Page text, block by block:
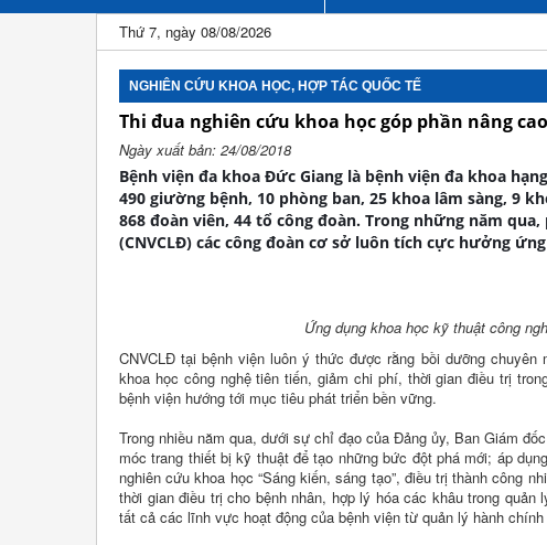
Thứ 7, ngày 08/08/2026
NGHIÊN CỨU KHOA HỌC, HỢP TÁC QUỐC TẾ
Thi đua nghiên cứu khoa học góp phần nâng
Ngày xuất bản: 24/08/2018
Bệnh viện đa khoa Đức Giang là bệnh viện đa khoa
490 giường bệnh, 10 phòng ban, 25 khoa lâm sàng, 9
868 đoàn viên, 44 tổ công đoàn. Trong những năm
(CNVCLĐ) các công đoàn cơ sở luôn tích cực hưởng
Ứng dụng khoa học kỹ thuật công
CNVCLĐ tại bệnh viện luôn ý thức được rằng bồi dưỡng
khoa học công nghệ tiên tiến, giảm chi phí, thời gian điều trị
bệnh viện hướng tới mục tiêu phát triển bền vững.
Trong nhiều năm qua, dưới sự chỉ đạo của Đảng ủy, Ban Giám
móc trang thiết bị kỹ thuật để tạo những bức đột phá mới; áp
nghiên cứu khoa học “Sáng kiến, sáng tạo”, điều trị thành công
thời gian điều trị cho bệnh nhân, hợp lý hóa các khâu trong
tất cả các lĩnh vực hoạt động của bệnh viện từ quản lý hành